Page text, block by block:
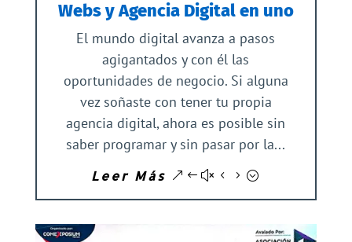
Webs y Agencia Digital en uno
El mundo digital avanza a pasos
agigantados y con él las
oportunidades de negocio. Si alguna
vez soñaste con tener tu propia
agencia digital, ahora es posible sin
saber programar y sin pasar por la...
Leer Más